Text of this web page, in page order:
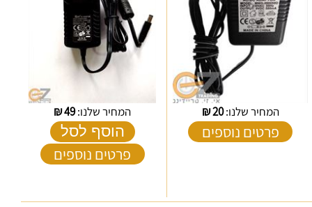
המחיר שלנו:20
₪
פרטים נוספים
המחיר שלנו:49
₪
הוסף לסל
פרטים נוספים